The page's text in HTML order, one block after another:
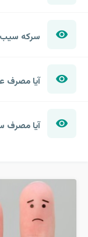
سرکه سیب
آیا مصرف
آیا مصرف